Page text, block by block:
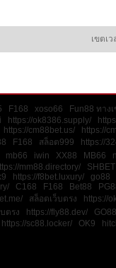
เขตเ
F168 xoso66 Fun88 ทาง
https://ok8386.supply/
https://cm88bet.us/ https://
F168 สล็อต999 https://
mb66 iwin XX88 MB66
mm88.directory/ SHBET
https://f8bet.luxury/ go88
C168 F168 Bet88
สล็อตเว็บตรง https://
ตรง https://fly88.dev/ GO88
https://sc88.locker/ OK9